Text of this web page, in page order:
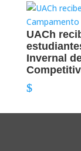
UACh
Invernal